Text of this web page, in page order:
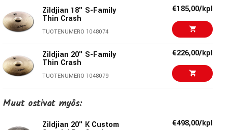
Tekniset tiedot:
Koko:
16”
Malli:
S16TC
Zildjian - Genuine Turkish Cymbals
Zildjian 18" S-Family
Thin Crash
TUOTENUMERO 1048074
€185,00/kpl
Zildjian 20" S-Family
Thin Crash
TUOTENUMERO 1048079
€226,00/kpl
Zildjian 16" S-Family
Medium Thin Crash
TUOTENUMERO 1048068
Muut ostivat myös:
Zildjian 20" K Custom €498,00/kpl